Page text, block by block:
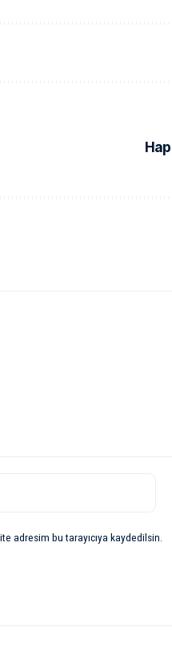
adresim bu tarayıcıya kaydedilsin.